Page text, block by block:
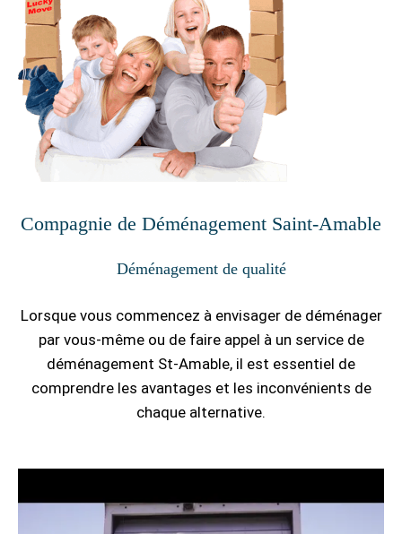
Compagnie de Déménagement Saint-Amable
Déménagement de qualité
Lorsque vous commencez à envisager de déménager
par vous-même ou de faire appel à un service de
déménagement St-Amable, il est essentiel de
comprendre les avantages et les inconvénients de
chaque alternative.